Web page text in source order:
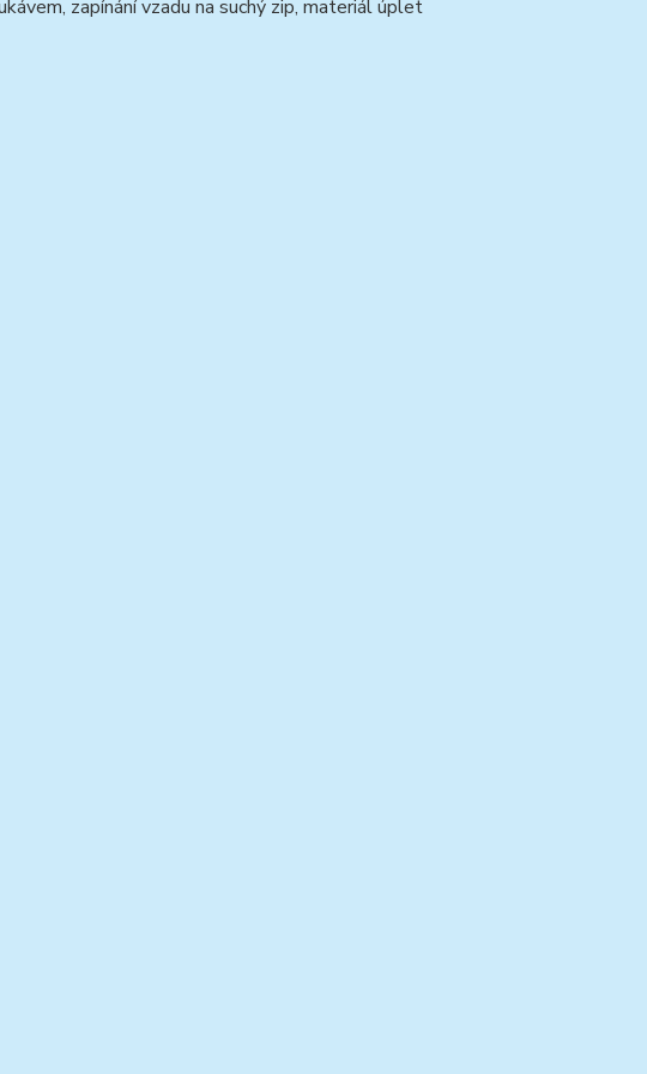
zapínání vzadu na suchý zip, materiál úplet